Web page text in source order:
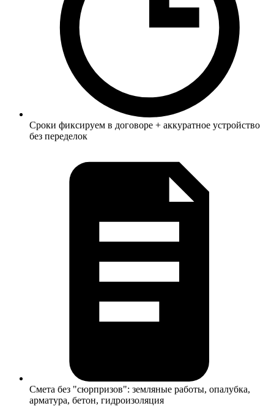
Сроки фиксируем в договоре + аккуратное устройство
без переделок
Смета без "сюрпризов": земляные работы, опалубка,
арматура, бетон, гидроизоляция